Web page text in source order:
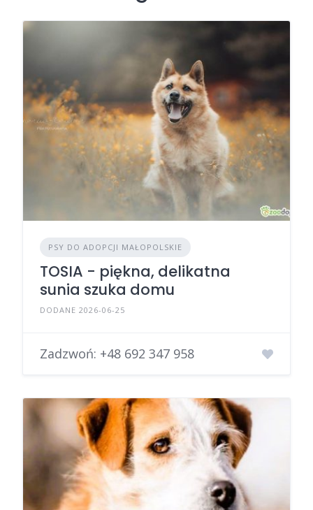
PSY DO ADOPCJI MAŁOPOLSKIE
TOSIA - piękna, delikatna
sunia szuka domu
DODANE 2026-06-25
Zadzwoń: +48 692 347 958